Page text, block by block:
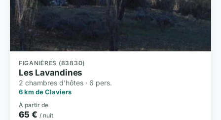
FIGANIÈRES (83830)
Les Lavandines
2 chambres d'hôtes · 6 pers.
6 km de Claviers
À partir de
65 € / nuit